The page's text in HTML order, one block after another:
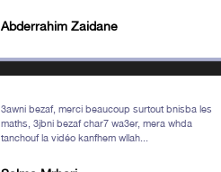
Abderrahim Zaidane
3awni bezaf, merci beaucoup surtout bnisba les
maths, 3jbni bezaf char7 wa3er, mera whda
tanchouf la vidéo kanfhem wllah...